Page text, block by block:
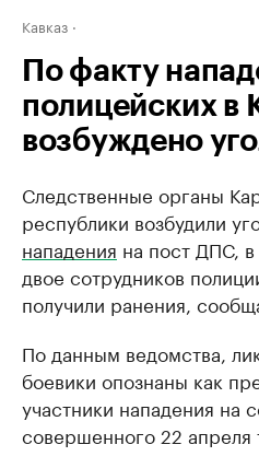
Кавказ
По факту
полицейских в
возбуждено
Следственные органы
республики возбудили
нападения на пост ДПС, в
двое сотрудников
получили ранения,
По данным ведомства,
боевики опознаны как
участники нападения на
совершенного 22 апреля